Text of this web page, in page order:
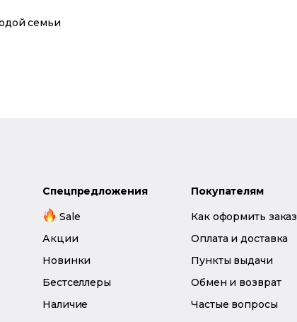
семьи
Спецпредложения
Sale
Акции
Новинки
Бестселлеры
Наличие
Покупателям
Как оформить заказ
Оплата и доставка
Пункты выдачи
Обмен и возврат
Частые вопросы